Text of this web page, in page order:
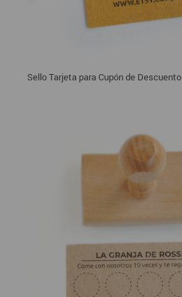
Sello Tarjeta para Cupón de Descuento